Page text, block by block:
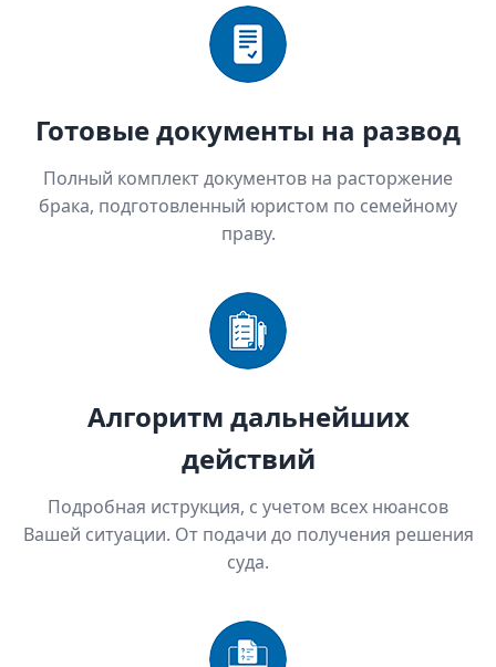
Готовые документы на развод
Полный комплект документов на расторжение
брака, подготовленный юристом по семейному
праву.
Алгоритм дальнейших
действий
Подробная иструкция, с учетом всех нюансов
Вашей ситуации. От подачи до получения решения
суда.